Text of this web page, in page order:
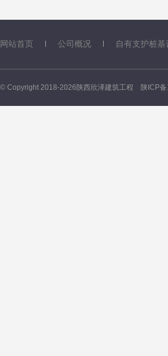
网站首页 公司概况 自有支护桩基
© Copyright 2018-2026陕西欣泽建筑工程 陕ICP